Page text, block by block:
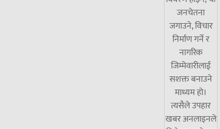
जनचेतना
जगाउने, विचार
निर्माण गर्ने र
नागरिक
जिम्मेवारीलाई
सशक्त बनाउने
माध्यम हो।
त्यसैले उपहार
खबर अनलाइनले